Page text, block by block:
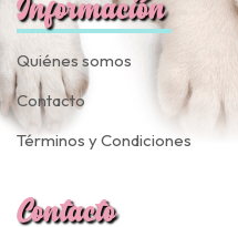
Quiénes somos
Contacto
Términos y Condiciones
Contacto